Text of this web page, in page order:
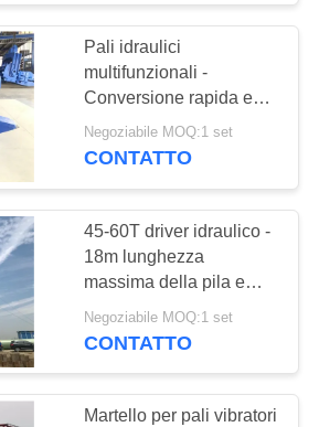
Pali idraulici
multifunzionali -
Conversione rapida ed
elevata efficienza di
palificazione
Negoziabile MOQ:1 set
CONTATTO
45-60T driver idraulico -
18m lunghezza
massima della pila e
485KN forza centrifuga
elevata
Negoziabile MOQ:1 set
CONTATTO
Martello per pali vibratori